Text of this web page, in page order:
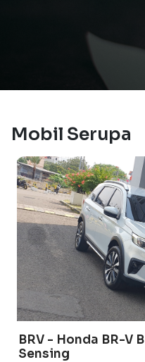
Mobil Serupa
BRV - Honda BR-V
Sensing